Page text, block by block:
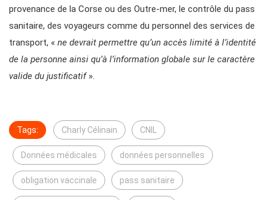
provenance de la Corse ou des Outre-mer, le contrôle du pass
sanitaire, des voyageurs comme du personnel des services de
transport, « ne devrait permettre qu’un accès limité à l’identité
de la personne ainsi qu’à l’information globale sur le caractère
valide du justificatif».
Tags: Charly Célinain CNIL
Données médicales données personnelles
obligation vaccinale pass sanitaire